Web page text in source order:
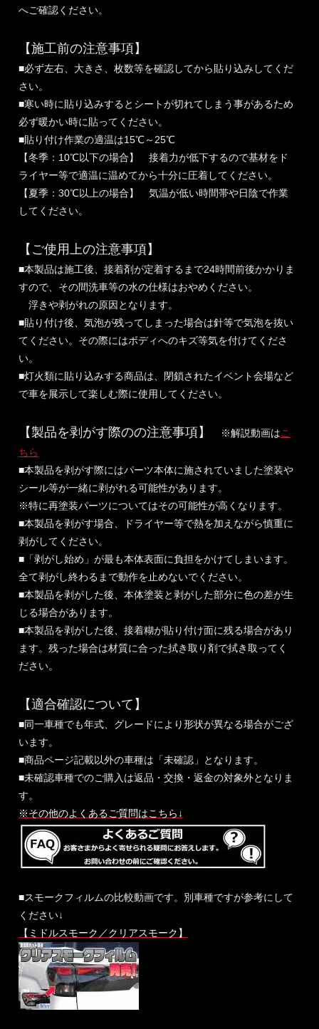
へご確認ください。
【施工前の注意事項】
■必ず左右、大きさ、枚数等を確認してから貼り込みしてくだ
さい。
■寒い時に貼り込みするとシートが切れてしまう事があるため
必ず暖かい時に貼ってください。
■貼り付け作業の適温は15℃～25℃
【冬季：10℃以下の場合】 接着力が低下するので基材をド
ライヤー等で適温に温めてから十分に圧着してください。
【夏季：30℃以上の場合】 気温が低い時間帯や日陰で作業
してください。
【ご使用上の注意事項】
■本製品は施工後、接着剤が定着するまで24時間前後かかりま
すので、その間洗車等の水の仕様はおやめください。
浮きや剥がれの原因となります。
■貼り付け後、気泡が残ってしまった場合は針等で気泡を抜い
てください。その際にはボディへのキズ等気を付けてくださ
い。
■灯火類に貼り込みする商品は、閉鎖されたイベント会場など
で車を展示して楽しむ際に使用してください。
【製品を剥がす際のの注意事項】 ※解説動画はこ
ちら
■本製品を剥がす際にはパーツ本体に施されていました塗装や
シール等が一緒に剥がれる可能性があります。
※特に再塗装パーツについてはその可能性が高くなります。
■本製品を剥がす場合、ドライヤー等で熱を加えながら慎重に
剥がしてください。
■「剥がし始め」が最も本体表面に負担をかけてしまいます。
全て剥がし終わるまで動作を止めないでください。
■本製品を剥がした後、本体塗装と剥がした部分に色の差が生
じる場合があります。
■本製品を剥がした後、接着糊が貼り付け面に残る場合があり
ます。残った場合は材質に合った拭き取り剤で拭き取ってく
ださい。
【適合確認について】
■同一車種でも年式、グレードにより形状が異なる場合がござ
います。
■商品ページ記載以外の車種は「未確認」となります。
■未確認車種でのご購入は返品・交換・返金の対象外となりま
す。
※その他のよくあるご質問はこちら↓
■スモークフィルムの比較動画です。別車種ですが参考にして
ください↓
【ミドルスモーク／クリアスモーク】